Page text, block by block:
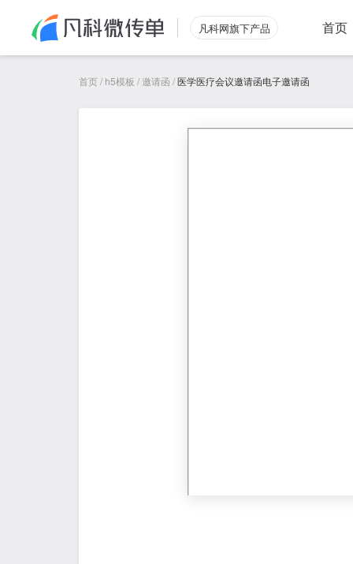
凡科网旗下产品 首页
首页/ h5模板 /邀请函 /医学医疗会议邀请函电子邀请函